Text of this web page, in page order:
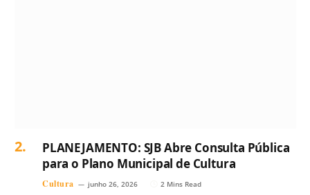
PLANEJAMENTO: SJB Abre Consulta Pública
para o Plano Municipal de Cultura
Cultura junho 26, 2026 2 Mins Read